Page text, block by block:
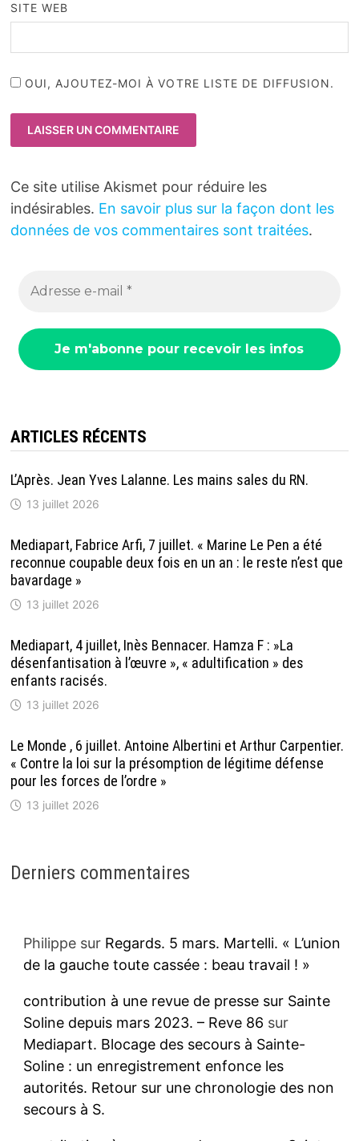
SITE WEB
OUI, AJOUTEZ-MOI À VOTRE LISTE DE DIFFUSION.
Ce site utilise Akismet pour réduire les
indésirables. En savoir plus sur la façon dont les
données de vos commentaires sont traitées.
ARTICLES RÉCENTS
L’Après. Jean Yves Lalanne. Les mains sales du RN.
13 juillet 2026
Mediapart, Fabrice Arfi, 7 juillet. « Marine Le Pen a été
reconnue coupable deux fois en un an : le reste n’est que
bavardage »
13 juillet 2026
Mediapart, 4 juillet, Inès Bennacer. Hamza F : »La
désenfantisation à l’œuvre », « adultification » des
enfants racisés.
13 juillet 2026
Le Monde , 6 juillet. Antoine Albertini et Arthur Carpentier.
« Contre la loi sur la présomption de légitime défense
pour les forces de l’ordre »
13 juillet 2026
Derniers commentaires
Philippesur Regards. 5 mars. Martelli. « L’union
de la gauche toute cassée : beau travail ! »
contribution à une revue de presse sur Sainte
Soline depuis mars 2023. – Reve 86 sur
Mediapart. Blocage des secours à Sainte-
Soline : un enregistrement enfonce les
autorités. Retour sur une chronologie des non
secours à S.